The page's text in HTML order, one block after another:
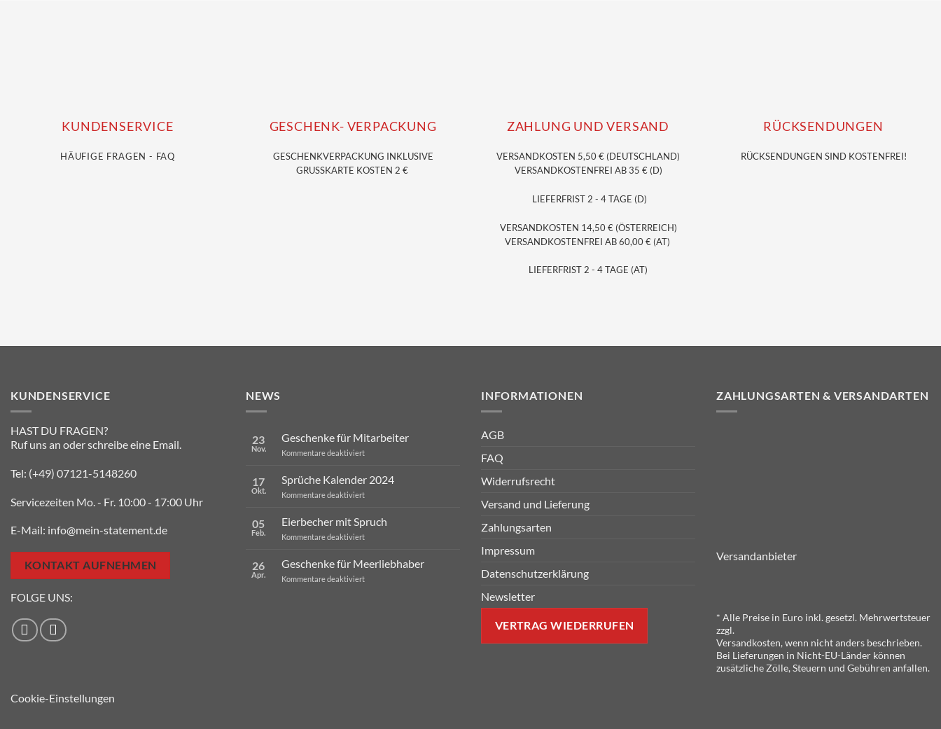
KUNDENSERVICE
HÄUFIGE FRAGEN - FAQ
GESCHENK- VERPACKUNG
GESCHENKVERPACKUNG INKLUSIVE
GRUSSKARTE KOSTEN 2 €
ZAHLUNG UND VERSAND
VERSANDKOSTEN 5,50 € (DEUTSCHLAND)
VERSANDKOSTENFREI AB 35 € (D)
LIEFERFRIST 2 - 4 TAGE (D)
VERSANDKOSTEN 14,50 € (ÖSTERREICH)
VERSANDKOSTENFREI AB 60,00 € (AT)
LIEFERFRIST 2 - 4 TAGE (AT)
RÜCKSENDUNGEN
RÜCKSENDUNGEN SIND KOSTENFREI!
KUNDENSERVICE
HAST DU FRAGEN?
Ruf uns an oder schreibe eine Email.
Tel: (+49) 07121-5148260
Servicezeiten Mo. - Fr. 10:00 - 17:00 Uhr
E-Mail: info@mein-statement.de
KONTAKT AUFNEHMEN
FOLGE UNS:
NEWS
23
Nov.
Geschenke für Mitarbeiter
Kommentare deaktiviertfür
Mitarbeiter
17
Okt.
Sprüche Kalender 2024
Kommentare deaktiviertfür
2024
05
Feb.
Eierbecher mit Spruch
Kommentare deaktiviertfür
Spruch
26
Apr.
Geschenke für Meerliebhaber
Kommentare deaktiviertfür
INFORMATIONEN
AGB
FAQ
Widerrufsrecht
Versand und Lieferung
Zahlungsarten
Impressum
Datenschutzerklärung
Newsletter
VERTRAG WIEDERRUFEN
ZAHLUNGSARTEN & VERSANDARTEN
Versandanbieter
* Alle Preise in Euro inkl. gesetzl. Mehrwertsteuer
zzgl.
Versandkosten, wenn nicht anders beschrieben.
Bei Lieferungen in Nicht-EU-Länder können
zusätzliche Zölle, Steuern und Gebühren anfallen.
Cookie-Einstellungen